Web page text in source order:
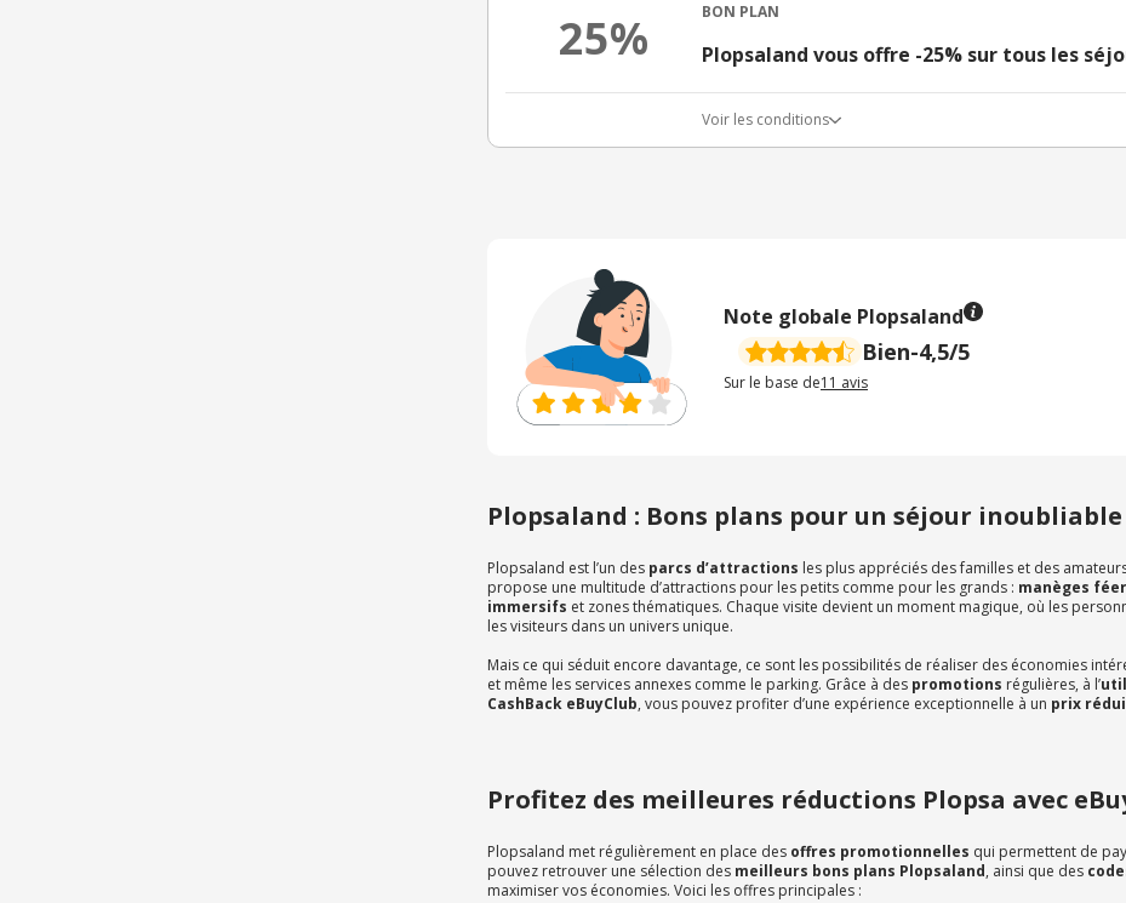
25% BON PLAN
Plopsaland vous offre -25% sur tous les
Voir les conditions
Note globale Plopsaland
Bien-4,5/5
Sur le base de11 avis
Plopsaland : Bons plans pour un séjour inoubliable
Plopsaland est l’un des parcs d’attractions les plus appréciés des familles et des
propose une multitude d’attractions pour les petits comme pour les grands : manèges
immersifs et zones thématiques. Chaque visite devient un moment magique, où les
les visiteurs dans un univers unique.
Mais ce qui séduit encore davantage, ce sont les possibilités de réaliser des économies
et même les services annexes comme le parking. Grâce à des promotions régulières, à l’
CashBack eBuyClub, vous pouvez profiter d’une expérience exceptionnelle à un prix
Profitez des meilleures réductions Plopsa avec
Plopsaland met régulièrement en place des offres promotionnelles qui permettent de
pouvez retrouver une sélection des meilleurs bons plans Plopsaland, ainsi que des
maximiser vos économies. Voici les offres principales :